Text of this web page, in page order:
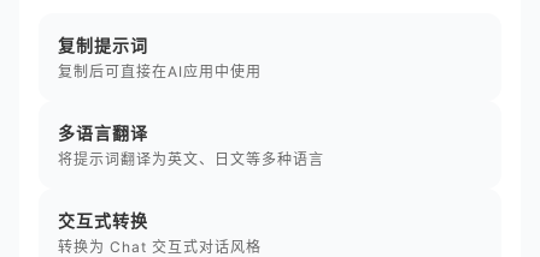
复制提示词
复制后可直接在AI应用中使用
多语言翻译
将提示词翻译为英文、日文等多种语言
交互式转换
转换为 Chat 交互式对话风格